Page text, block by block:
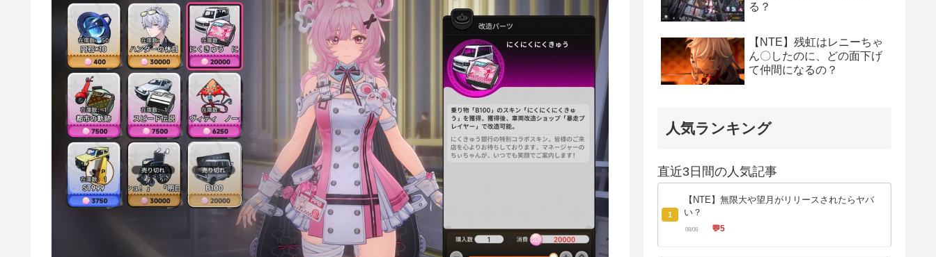
る？
【NTE】残虹はレニーちゃ
ん〇したのに、どの面下げ
て仲間になるの？
人気ランキング
直近3日間の人気記事
1
【NTE】無限大や望月がリリースされたらヤバ
い？
08/06 💬5